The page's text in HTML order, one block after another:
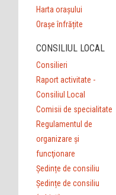
Harta orașului
Orașe înfrățite
CONSILIUL LOCAL
Consilieri
Raport activitate -
Consiliul Local
Comisii de specialitate
Regulamentul de
organizare şi
funcţionare
Ședințe de consiliu
Ședințe de consiliu